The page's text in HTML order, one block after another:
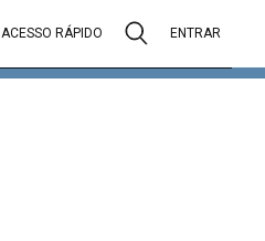
ACESSO RÁPIDO ENTRAR